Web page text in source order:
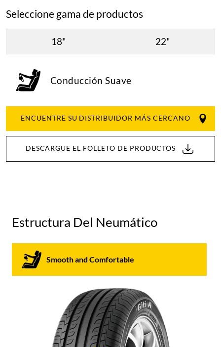
Seleccione gama de productos
18" 22"
Conducción Suave
ENCUENTRE SU DISTRIBUIDOR MÁS CERCANO
DESCARGUE EL FOLLETO DE PRODUCTOS
Estructura Del Neumático
Smooth and Comfortable